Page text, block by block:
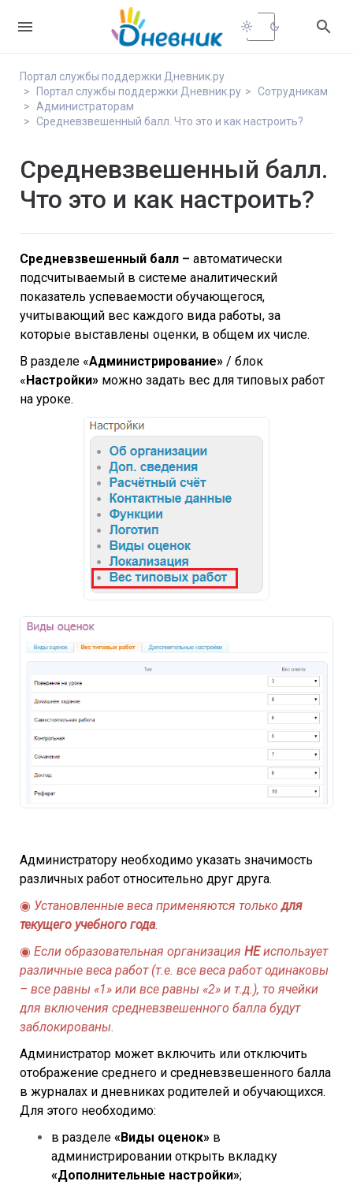
 light_mode dark_mode 
Портал службы поддержки Дневник.ру
Портал службы поддержки Дневник.ру
Сотрудникам
Администраторам
Средневзвешенный балл. Что это и как настроить?
Средневзвешенный балл.
Что это и как настроить?
Средневзвешенный балл – автоматически
подсчитываемый в системе аналитический
показатель успеваемости обучающегося,
учитывающий вес каждого вида работы, за
которые выставлены оценки, в общем их числе.
В разделе «Администрирование» / блок
«Настройки» можно задать вес для типовых работ
на уроке.
Администратору необходимо указать значимость
различных работ относительно друг друга.
◉ Установленные веса применяются толькодля
текущего учебного года.
◉ Если образовательная организация НЕиспользует
различные веса работ (т.е. все веса работ одинаковы
– все равны «1» или все равны «2» и т.д.), то ячейки
для включения средневзвешенного балла будут
заблокированы.
Администратор может включить или отключить
отображение среднего и средневзвешенного балла
в журналах и дневниках родителей и обучающихся.
Для этого необходимо:
в разделе «Виды оценок» в
администрировании открыть вкладку
«Дополнительные настройки»;